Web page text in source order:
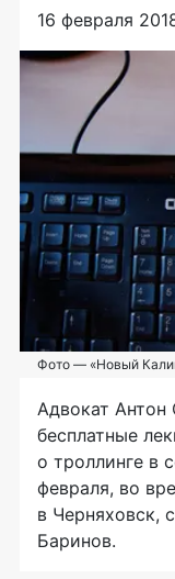
16 февраля
Фото — «Новый
Адвокат Антон
бесплатные
о троллинге в
февраля, во
в Черняховск,
Баринов.